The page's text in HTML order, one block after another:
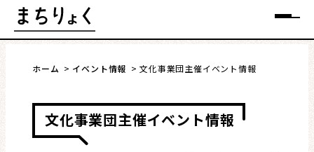
Skip
to
メニュー
ホーム イベント情報 文化事業団主催イベント情報
文化事業団主催イベント情報